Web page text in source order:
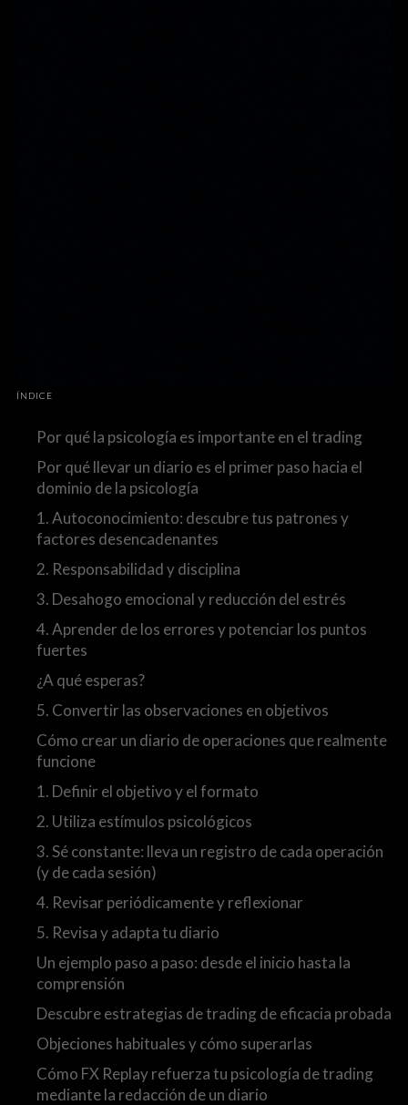
ÍNDICE
Por qué la psicología es importante en el trading
Por qué llevar un diario es el primer paso hacia el
dominio de la psicología
1. Autoconocimiento: descubre tus patrones y
factores desencadenantes
2. Responsabilidad y disciplina
3. Desahogo emocional y reducción del estrés
4. Aprender de los errores y potenciar los puntos
fuertes
¿A qué esperas?
5. Convertir las observaciones en objetivos
Cómo crear un diario de operaciones que realmente
funcione
1. Definir el objetivo y el formato
2. Utiliza estímulos psicológicos
3. Sé constante: lleva un registro de cada operación
(y de cada sesión)
4. Revisar periódicamente y reflexionar
5. Revisa y adapta tu diario
Un ejemplo paso a paso: desde el inicio hasta la
comprensión
Descubre estrategias de trading de eficacia probada
Objeciones habituales y cómo superarlas
Cómo FX Replay refuerza tu psicología de trading
mediante la redacción de un diario